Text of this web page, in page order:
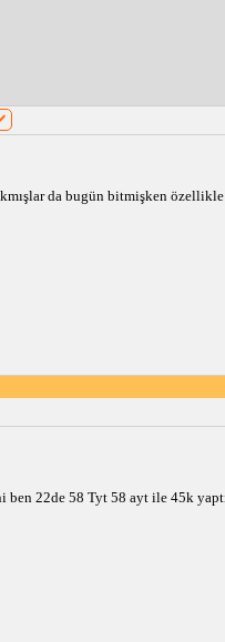
da bugün bitmişken
ben 22de 58 Tyt 58 ayt ile 45k